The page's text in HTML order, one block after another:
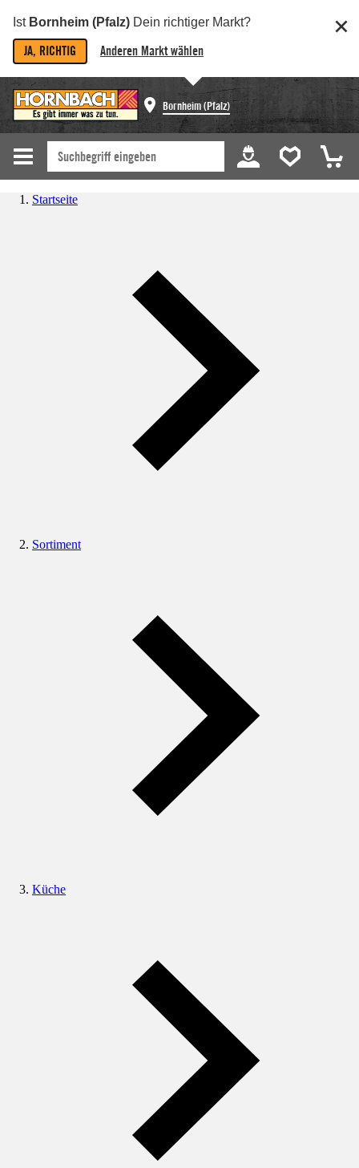
Ist Bornheim (Pfalz) Dein richtiger Markt?
JA, RICHTIG Anderen Markt wählen
Bornheim (Pfalz)
Startseite
Sortiment
Küche